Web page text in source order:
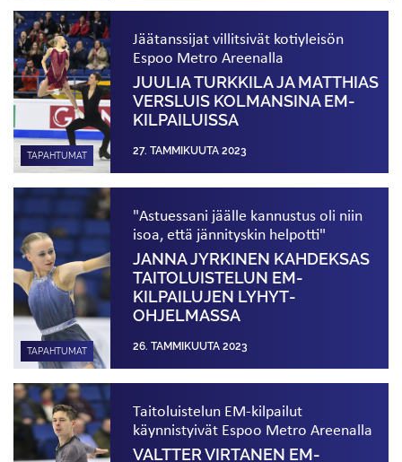
TAPAHTUMAT
Jäätanssijat villitsivät kotiyleisön
Espoo Metro Areenalla
JUULIA TURKKILA JA MATTHIAS
VERSLUIS KOLMANSINA EM-
KILPAILUISSA
27. TAMMIKUUTA 2023
TAPAHTUMAT
"Astuessani jäälle kannustus oli niin
isoa, että jännityskin helpotti"
JANNA JYRKINEN KAHDEKSAS
TAITO­LUISTELUN EM-
KILPAILUJEN LYHYT­
OHJELMASSA
26. TAMMIKUUTA 2023
Taitoluistelun EM-kilpailut
käynnistyivät Espoo Metro Areenalla
VALTTER VIRTANEN EM-